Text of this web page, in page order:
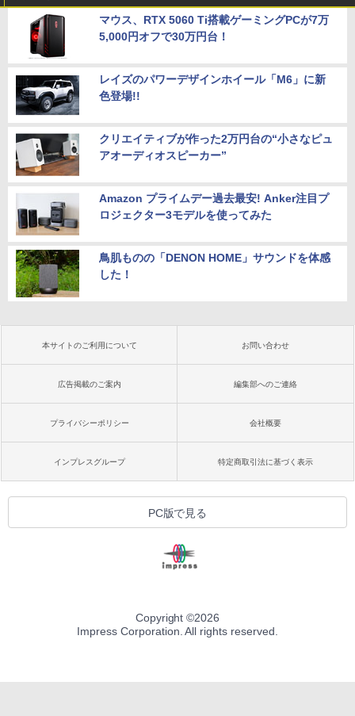
マウス、RTX 5060 Ti搭載ゲーミングPCが7万
5,000円オフで30万円台！
レイズのパワーデザインホイール「M6」に新
色登場!!
クリエイティブが作った2万円台の“小さなピュ
アオーディオスピーカー”
Amazon プライムデー過去最安! Anker注目プ
ロジェクター3モデルを使ってみた
鳥肌ものの「DENON HOME」サウンドを体感
した！
本サイトのご利用について お問い合わせ
広告掲載のご案内 編集部へのご連絡
プライバシーポリシー 会社概要
インプレスグループ 特定商取引法に基づく表示
PC版で見る
Copyright ©2026
Impress Corporation. All rights reserved.